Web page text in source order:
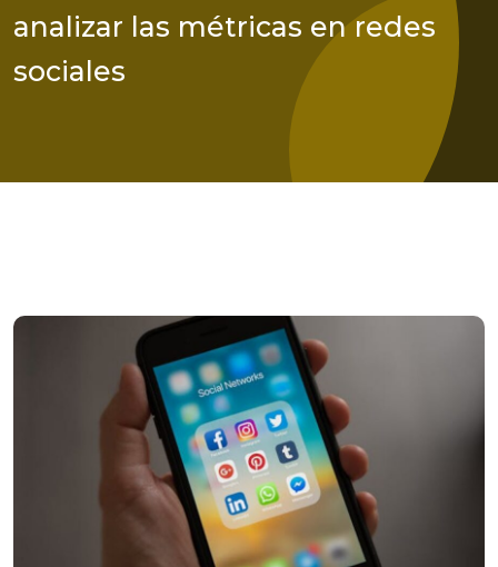
analizar las métricas en redes
sociales